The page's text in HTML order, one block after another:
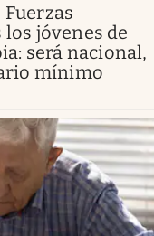
jóvenes de
será nacional,
mínimo